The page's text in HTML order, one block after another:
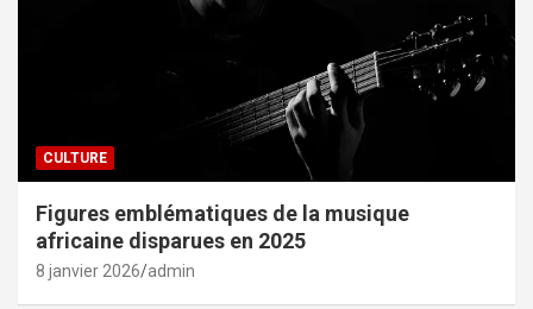
CULTURE
Figures emblématiques de la musique
africaine disparues en 2025
8 janvier 2026 admin